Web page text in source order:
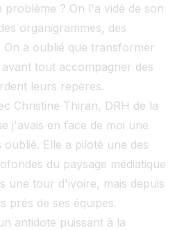
problème ? On l'a vidé de son
organigrammes, des
On a oublié que transformer
tout accompagner des
leurs repères.
Christine Thiran, DRH de la
j'avais en face de moi une
Elle a piloté une des
du paysage médiatique
une tour d'ivoire, mais depuis
près de ses équipes.
antidote puissant à la